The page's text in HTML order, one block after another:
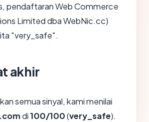
pendaftaran Web Commerce
Limited dba WebNic.cc)
"very_safe".
akhir
semua sinyal, kami menilai
di100/100(very_safe).